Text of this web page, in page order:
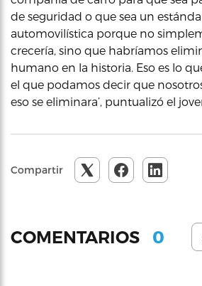
de seguridad o que sea un
automovilística porque no
crecería, sino que habríamos
humano en la historia. Eso es lo
el que podamos decir que
eso se eliminara’, puntualizó el
Compartir
COMENTARIOS 0